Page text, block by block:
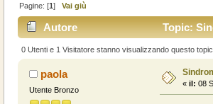
Pagine: [1]Vai giù
Autore Topic:
0 Utenti e 1 Visitatore stanno visualizzando questo topic.
paola
Utente Bronzo
« il: 08